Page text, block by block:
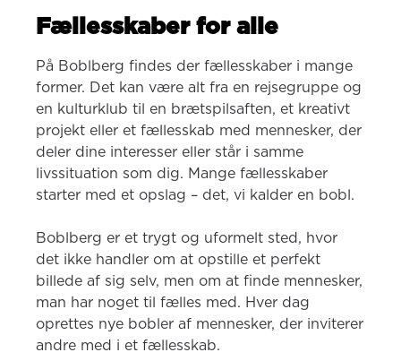
Fællesskaber for alle
På Boblberg findes der fællesskaber i mange
former. Det kan være alt fra en rejsegruppe og
en kulturklub til en brætspilsaften, et kreativt
projekt eller et fællesskab med mennesker, der
deler dine interesser eller står i samme
livssituation som dig. Mange fællesskaber
starter med et opslag – det, vi kalder en bobl.
Boblberg er et trygt og uformelt sted, hvor
det ikke handler om at opstille et perfekt
billede af sig selv, men om at finde mennesker,
man har noget til fælles med. Hver dag
oprettes nye bobler af mennesker, der inviterer
andre med i et fællesskab.